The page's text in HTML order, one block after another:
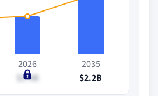
2026
$1.4B
2035
$2.2B